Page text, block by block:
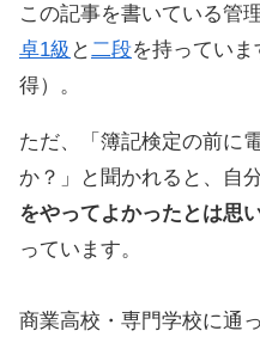
この記事を書いている管
卓1級 と二段を持ってい
得）。
ただ、「簿記検定の前に
か？」と聞かれると、自
をやってよかったとは思
っています。
商業高校・専門学校に通